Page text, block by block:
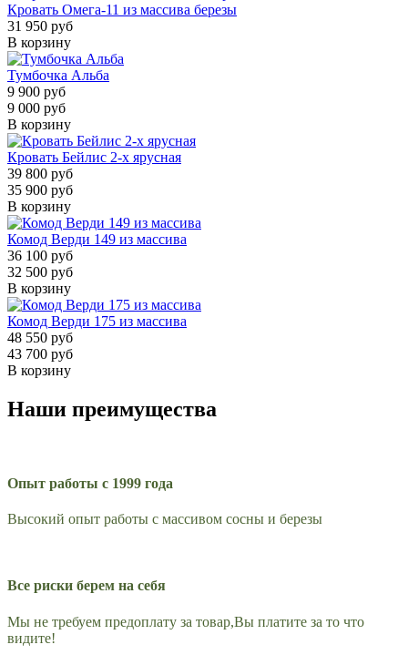
Кровать Омега-11 из массива березы
31 950 руб
В корзину
Тумбочка Альба
9 900 руб
9 000 руб
В корзину
Кровать Бейлис 2-х ярусная
39 800 руб
35 900 руб
В корзину
Комод Верди 149 из массива
36 100 руб
32 500 руб
В корзину
Комод Верди 175 из массива
48 550 руб
43 700 руб
В корзину
Наши преимущества
Опыт работы с 1999 года
Высокий опыт работы с массивом сосны и березы
Все риски берем на себя
Мы не требуем предоплату за товар,Вы платите за то что
видите!